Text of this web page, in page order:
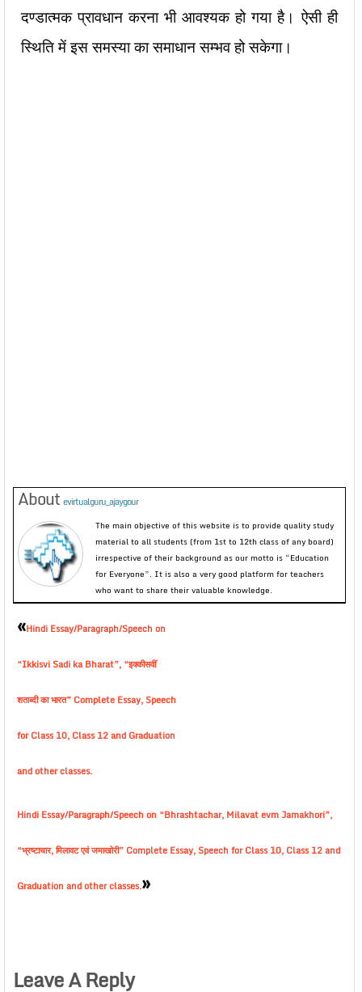
दण्डात्मक प्रावधान करना भी आवश्यक हो गया है। ऐसी ही
स्थिति में इस समस्या का समाधान सम्भव हो सकेगा।
About evirtualguru_ajaygour
The main objective of this website is to provide quality study
material to all students (from 1st to 12th class of any board)
irrespective of their background as our motto is “Education
for Everyone”. It is also a very good platform for teachers
who want to share their valuable knowledge.
«Hindi Essay/Paragraph/Speech on
“Ikkisvi Sadi ka Bharat”, “इक्कीसवीं
शताब्दी का भारत” Complete Essay, Speech
for Class 10, Class 12 and Graduation
and other classes.
Hindi Essay/Paragraph/Speech on “Bhrashtachar, Milavat evm Jamakhori”,
“भ्रष्टाचार, मिलावट एवं जमाखोरी” Complete Essay, Speech for Class 10, Class 12 and
Graduation and other classes.»
Leave A Reply